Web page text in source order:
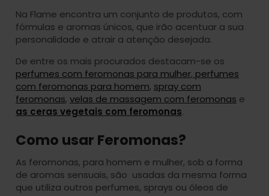
Na Flame encontra um conjunto de produtos, com
fórmulas e aromas únicos, que irão acentuar a sua
personalidade e atrair a atenção desejada.
De entre os mais procurados destacam-se os
perfumes com feromonas para mulher, perfumes
com feromonas para homem, spray com
feromonas, velas de massagem com feromonas e
as ceras vegetais com feromonas.
Como usar Feromonas?
As feromonas, para homem e mulher, sob a forma
de aromas sensuais, são usadas da mesma forma
que utiliza outros perfumes, sprays ou óleos de